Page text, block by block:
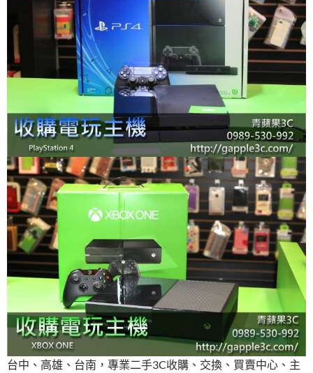
台中、高雄、台南，專業二手3C收購、交換、買賣中心、主